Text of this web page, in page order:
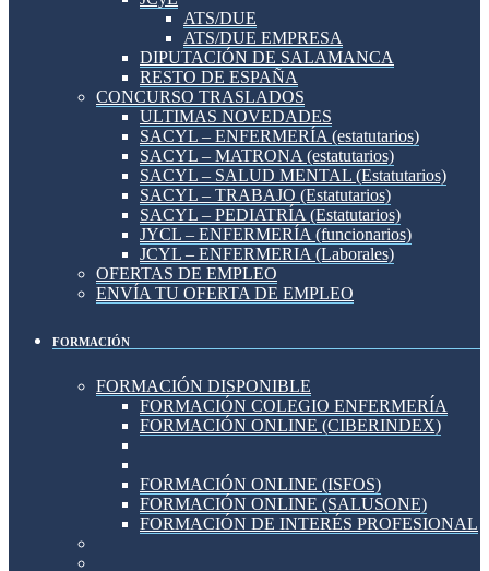
ATS/DUE
ATS/DUE EMPRESA
DIPUTACIÓN DE SALAMANCA
RESTO DE ESPAÑA
CONCURSO TRASLADOS
ULTIMAS NOVEDADES
SACYL – ENFERMERÍA (estatutarios)
SACYL – MATRONA (estatutarios)
SACYL – SALUD MENTAL (Estatutarios)
SACYL – TRABAJO (Estatutarios)
SACYL – PEDIATRÍA (Estatutarios)
JYCL – ENFERMERÍA (funcionarios)
JCYL – ENFERMERIA (Laborales)
OFERTAS DE EMPLEO
ENVÍA TU OFERTA DE EMPLEO
FORMACIÓN
FORMACIÓN DISPONIBLE
FORMACIÓN COLEGIO ENFERMERÍA
FORMACIÓN ONLINE (CIBERINDEX)
FORMACIÓN ONLINE (ISFOS)
FORMACIÓN ONLINE (SALUSONE)
FORMACIÓN DE INTERÉS PROFESIONAL